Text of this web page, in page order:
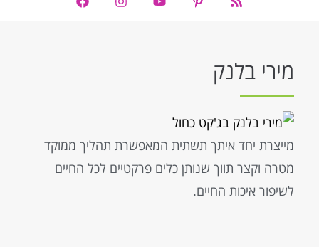
מירי בלנק
מייצרת יחד איתך תשתית המאפשרת תהליך ממוקד
מטרה וקצר תווך שנותן כלים פרקטיים לכל החיים
לשיפור איכות החיים.